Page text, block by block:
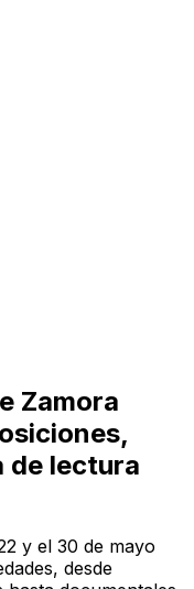
Zamora
de lectura
y el 30 de mayo
desde